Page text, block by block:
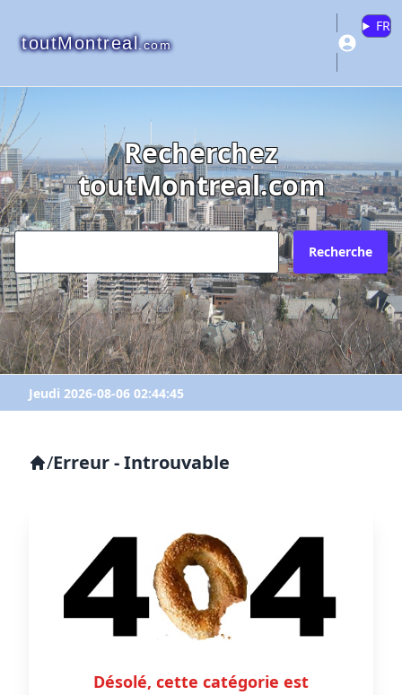
toutMontreal.com
FR
Recherchez
toutMontreal.com
Recherche
Jeudi 2026-08-06 02:44:45
/Erreur - Introuvable
Désolé, cette catégorie est